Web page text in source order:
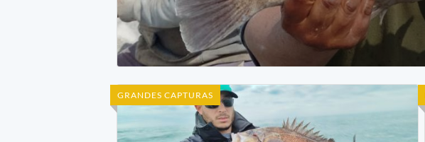
GRANDES CAPTURAS